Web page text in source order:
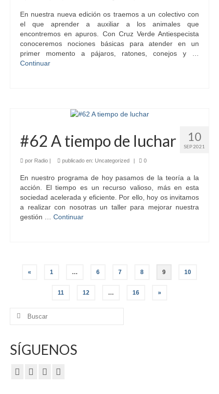
En nuestra nueva edición os traemos a un colectivo con
el que aprender a auxiliar a los animales que
encontremos en apuros. Con Cruz Verde Antiespecista
conoceremos nociones básicas para atender en un
primer momento a pájaros, ratones, conejos y …
Continuar
10
SEP 2021
#62 A tiempo de luchar
por Radio | publicado en: Uncategorized | 0
En nuestro programa de hoy pasamos de la teoría a la
acción. El tiempo es un recurso valioso, más en esta
sociedad acelerada y eficiente. Por ello, hoy os invitamos
a realizar con nosotras un taller para mejorar nuestra
gestión … Continuar
Paginación
entradas
« 1 … 6 7 8 9 10
11 12 … 16 »
Buscar
SÍGUENOS